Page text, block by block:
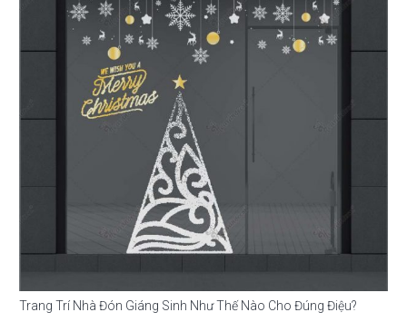
Trang Trí Nhà Đón Giáng Sinh Như Thế Nào Cho Đúng Điệu?